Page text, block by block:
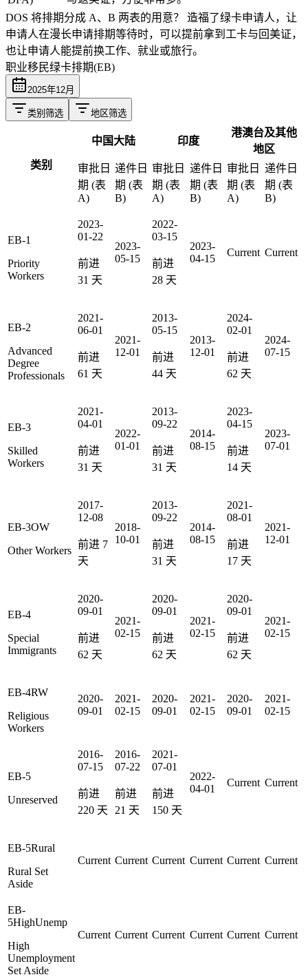
DOS 将排期分成 A、B 两表的用意？
造福了绿卡申请人，让
申请人在漫长申请排期等待时，可以提前拿到工卡与回美证，
也让申请人能提前换工作、就业或旅行。
职业移民绿卡排期(EB)
2025年12月
类别筛选 地区筛选
类别
中国大陆 印度
港澳台及其他
地区
审批日
期 (表
A)
递件日
期 (表
B)
审批日
期 (表
A)
递件日
期 (表
B)
审批日
期 (表
A)
递件日
期 (表
B)
EB-1
Priority
Workers
2023-
01-22
前进
31 天
2023-
05-15
2022-
03-15
前进
28 天
2023-
04-15
Current Current
EB-2
Advanced
Degree
Professionals
2021-
06-01
前进
61 天
2021-
12-01
2013-
05-15
前进
44 天
2013-
12-01
2024-
02-01
前进
62 天
2024-
07-15
EB-3
Skilled
Workers
2021-
04-01
前进
31 天
2022-
01-01
2013-
09-22
前进
31 天
2014-
08-15
2023-
04-15
前进
14 天
2023-
07-01
EB-3OW
Other Workers
2017-
12-08
前进 7
天
2018-
10-01
2013-
09-22
前进
31 天
2014-
08-15
2021-
08-01
前进
17 天
2021-
12-01
EB-4
Special
Immigrants
2020-
09-01
前进
62 天
2021-
02-15
2020-
09-01
前进
62 天
2021-
02-15
2020-
09-01
前进
62 天
2021-
02-15
EB-4RW
Religious
Workers
2020-
09-01
2021-
02-15
2020-
09-01
2021-
02-15
2020-
09-01
2021-
02-15
EB-5
Unreserved
2016-
07-15
前进
220 天
2016-
07-22
前进
21 天
2021-
07-01
前进
150 天
2022-
04-01
Current Current
EB-5Rural
Rural Set
Aside
Current Current Current Current Current Current
EB-
5HighUnemp
High
Unemployment
Set Aside
Current Current Current Current Current Current